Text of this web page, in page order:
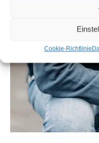
Cookie-Richtlinie